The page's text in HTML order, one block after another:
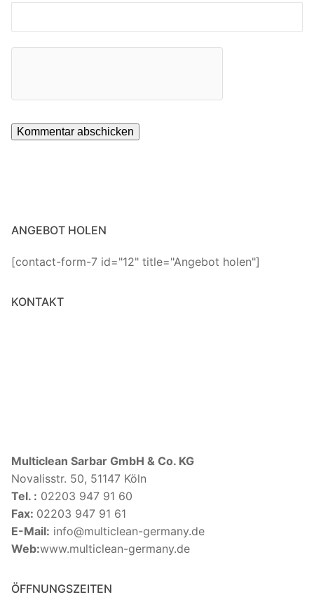
ANGEBOT HOLEN
[contact-form-7 id="12" title="Angebot holen"]
KONTAKT
Multiclean Sarbar GmbH & Co. KG
Novalisstr. 50, 51147 Köln
Tel. : 02203 947 91 60
Fax: 02203 947 91 61
E-Mail: info@multiclean-germany.de
Web:www.multiclean-germany.de
ÖFFNUNGSZEITEN